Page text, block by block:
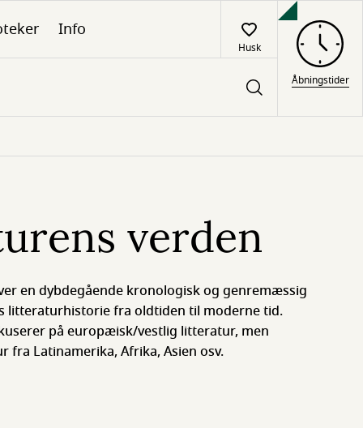
Info
Husk
Åbningstider
verden
en dybdegående krono­logisk og genremæssig
lit­te­ra­turhistorie fra old­tid­en til moderne tid.
på europæisk/vestlig litteratur, men
fra Latinamerika, Afrika, Asien osv.